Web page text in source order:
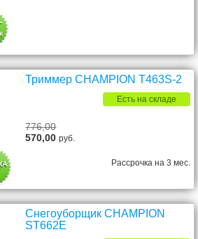
Триммер CHAMPION T463S-2
Есть на складе
776,00
570,00руб.
Рассрочка на 3 мес.
Снегоуборщик CHAMPION
ST662E